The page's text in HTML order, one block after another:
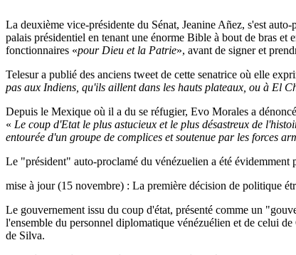
La deuxième vice-présidente du Sénat, Jeanine Añez, s'est
palais présidentiel en tenant une énorme Bible à bout de bras et
fonctionnaires «pour Dieu et la Patrie», avant de signer et
Telesur a publié des anciens tweet de cette senatrice où elle
pas aux Indiens, qu'ils aillent dans les hauts plateaux, ou à El
Depuis le Mexique où il a du se réfugier, Evo Morales a
« Le coup d'Etat le plus astucieux et le plus désastreux de
entourée d'un groupe de complices et soutenue par les forces
Le "président" auto-proclamé du vénézuelien a été
mise à jour (15 novembre) : La première décision de politique
Le gouvernement issu du coup d'état, présenté comme un
l'ensemble du personnel diplomatique vénézuélien et de celui
de Silva.